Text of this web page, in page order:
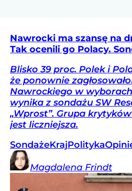
Nawrocki ma szansę na
Tak ocenili go Polacy.
Blisko 39 proc. Polek i
że ponownie
Nawrockiego w
wynika z sondażu SW
„Wprost”. Grupa
jest liczniejsza.
SondażeKrajPolityka
Magdalena Frindt